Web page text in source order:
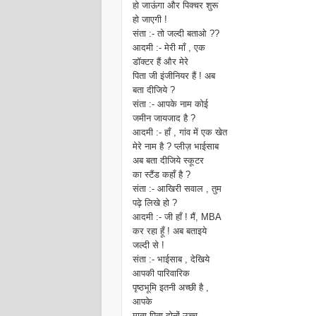
हो जाऊंगा और पिक्चर शुरू
हो जाएगी !
संता :- तो जल्दी बताओ ??
आदमी :- मेरी माँ , एक
डॉक्टर हैं और मेरे
पिता जी इंजीनियर हैं ! अब
बता दीजिये ?
संता :- आपके नाम कोई
जमीन जायजाद है ?
आदमी :- हाँ , गांव में एक खेत
मेरे नाम है ? प्लीज़ भाईसाब
अब बता दीजिये स्कूटर
का स्टैंड कहाँ है ?
संता :- आखिरी सवाल , तुम
पढ़े लिखे हो ?
आदमी :- जी हाँ ! मैं, MBA
कर रहा हूँ ! अब बताइये
जल्दी से !
संता :- भाईसाब , देखिये
आपकी पारिवारिक
पृष्ठभूमि इतनी अच्छी है ,
आपके